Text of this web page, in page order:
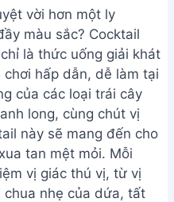
vời hơn một ly
màu sắc? Cocktail
là thức uống giải khát
hấp dẫn, dễ làm tại
của các loại trái cây
long, cùng chút vị
này sẽ mang đến cho
tan mệt mỏi. Mỗi
vị giác thú vị, từ vị
nhẹ của dứa, tất